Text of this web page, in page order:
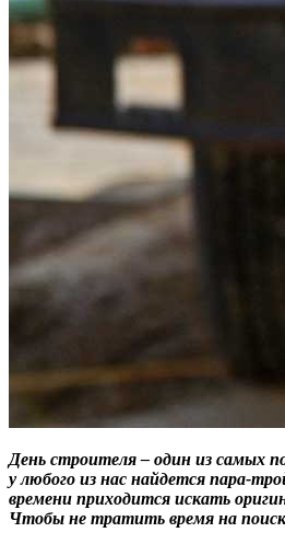
День строителя – один из самых
у любого из нас найдется пара-
времени приходится искать
Чтобы не тратить время на